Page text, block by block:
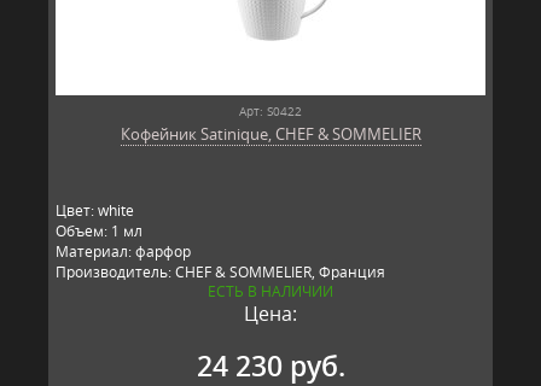
Арт: S0422
Кофейник Satinique, CHEF & SOMMELIER
Цвет: white
Объем: 1 мл
Материал: фарфор
Производитель: CHEF & SOMMELIER, Франция
ЕСТЬ В НАЛИЧИИ
Цена:
24 230 руб.